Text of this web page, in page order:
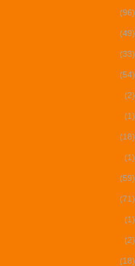
(96)
(49)
(33)
(54)
(2)
(1)
(18)
(1)
(59)
(71)
(1)
(2)
(18)